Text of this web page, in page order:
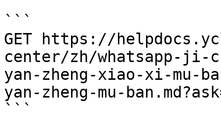
```
GET https://
center/zh/whatsapp-ji-
yan-zheng-xiao-xi-
yan-zheng-mu-
```